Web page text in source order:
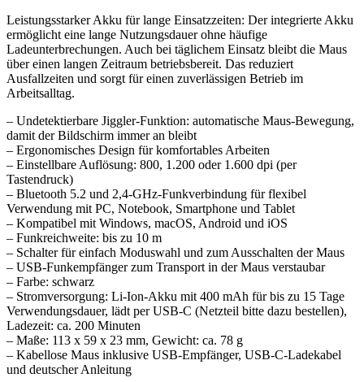
Leistungsstarker Akku für lange Einsatzzeiten: Der integrierte Akku
ermöglicht eine lange Nutzungsdauer ohne häufige
Ladeunterbrechungen. Auch bei täglichem Einsatz bleibt die Maus
über einen langen Zeitraum betriebsbereit. Das reduziert
Ausfallzeiten und sorgt für einen zuverlässigen Betrieb im
Arbeitsalltag.
– Undetektierbare Jiggler-Funktion: automatische Maus-Bewegung,
damit der Bildschirm immer an bleibt
– Ergonomisches Design für komfortables Arbeiten
– Einstellbare Auflösung: 800, 1.200 oder 1.600 dpi (per
Tastendruck)
– Bluetooth 5.2 und 2,4-GHz-Funkverbindung für flexibel
Verwendung mit PC, Notebook, Smartphone und Tablet
– Kompatibel mit Windows, macOS, Android und iOS
– Funkreichweite: bis zu 10 m
– Schalter für einfach Moduswahl und zum Ausschalten der Maus
– USB-Funkempfänger zum Transport in der Maus verstaubar
– Farbe: schwarz
– Stromversorgung: Li-Ion-Akku mit 400 mAh für bis zu 15 Tage
Verwendungsdauer, lädt per USB-C (Netzteil bitte dazu bestellen),
Ladezeit: ca. 200 Minuten
– Maße: 113 x 59 x 23 mm, Gewicht: ca. 78 g
– Kabellose Maus inklusive USB-Empfänger, USB-C-Ladekabel
und deutscher Anleitung